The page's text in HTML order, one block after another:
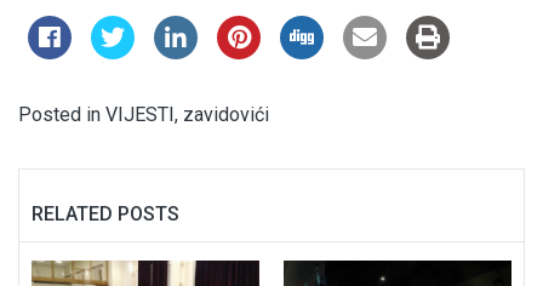
Posted in VIJESTI , zavidovići
RELATED POSTS